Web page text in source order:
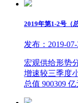
2019年第1-2号（
发布：2019-07-
宏观供给形势
增速较三季度
总值 900309 亿